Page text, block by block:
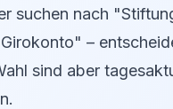
suchen nach
–
sind aber